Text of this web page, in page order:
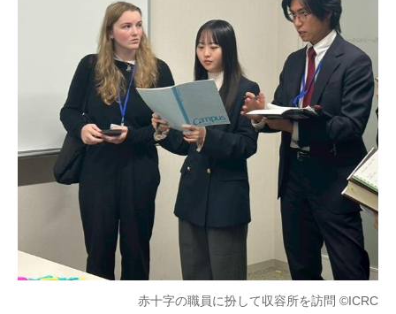
赤十字の職員に扮して収容所を訪問 ©ICRC